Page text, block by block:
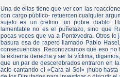
Una de ellas tiene que ver con las
con cargo público- retuercen cualquier
sujeto es un cretino, un pobre diablo.
lamentable no es el puñetazo, sino que
pocas veces que va a Pontevedra. Otros
basura esa de rapero llamado Pablo
consecuencias. Reconozcamos que eso
la extrema derecha y ser la víctima,
que un par de descerebrados entraron en
acto cantando el «Cara al Sol» ¡hubo